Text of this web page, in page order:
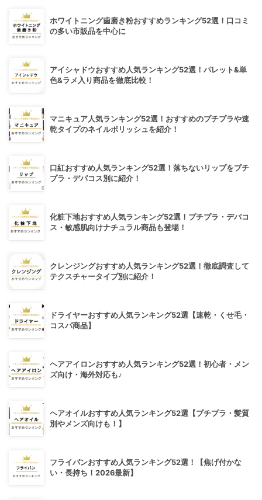
ホワイトニング歯磨き粉おすすめランキング52選！口コミ
の多い市販品を中心に
アイシャドウおすすめ人気ランキング52選！パレット&単
色&ラメ入り商品を徹底比較！
マニキュア人気ランキング52選！おすすめのプチプラや速
乾タイプのネイルポリッシュを紹介！
口紅おすすめ人気ランキング52選！落ちないリップをプチ
プラ・デパコス別に紹介！
化粧下地おすすめ人気ランキング52選！プチプラ・デパコ
ス・敏感肌向けナチュラル商品も登場！
クレンジングおすすめ人気ランキング52選！徹底調査して
テクスチャータイプ別に紹介！
ドライヤーおすすめ人気ランキング52選【速乾・くせ毛・
コスパ商品】
ヘアアイロンおすすめ人気ランキング52選！初心者・メン
ズ向け・海外対応も♪
ヘアオイルおすすめ人気ランキング52選【プチプラ・髪質
別やメンズ向けも！】
フライパンおすすめ人気ランキング52選！【焦げ付かな
い・長持ち！2026最新】